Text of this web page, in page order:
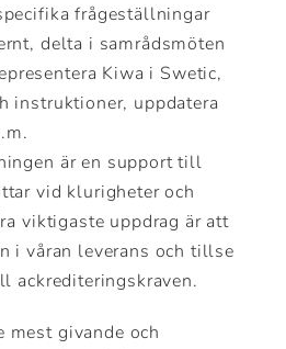
frågeställningar
delta i samrådsmöten
Kiwa i Swetic,
instruktioner, uppdatera
är en support till
vid klurigheter och
viktigaste uppdrag är att
i våran leverans och tillse
ackrediteringskraven.
mest givande och